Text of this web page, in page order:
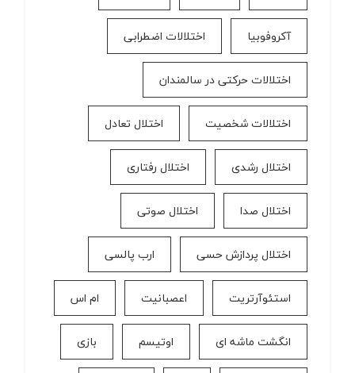
آکروفوبیا اختلالات اضطرابی
اختلالات حرکتی در سالمندان
اختلالات شخصیت اختلال تعادل
اختلال رشدی اختلال رفتاری
اختلال صدا اختلال صوتی
اختلال پردازش حسی ارب پالسی
استئوآرتریت اعصبانیت ام اس
انگشت ماشه ای اوتیسم بازی